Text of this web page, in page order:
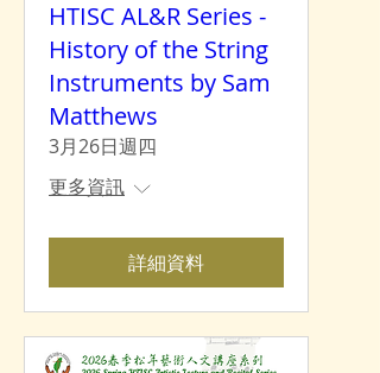
HTISC AL&R Series -
History of the String
Instruments by Sam
Matthews
3月26日週四
更多資訊
詳細資料